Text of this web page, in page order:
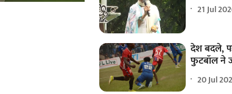
21 Jul
देश बदले,
फुटबॉल ने
20 Jul